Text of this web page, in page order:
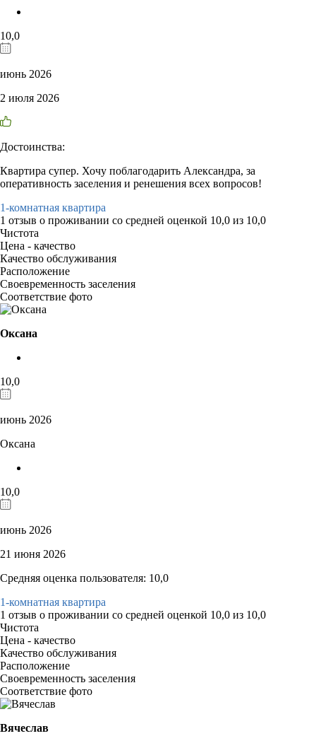
10,0
июнь 2026
2 июля 2026
Достоинства:
Квартира супер. Хочу поблагодарить Александра, за
оперативность заселения и ренешения всех вопросов!
1-комнатная квартира
1 отзыв о проживании со средней оценкой 10,0 из 10,0
Чистота
Цена - качество
Качество обслуживания
Расположение
Своевременность заселения
Соответствие фото
Оксана
10,0
июнь 2026
Оксана
10,0
июнь 2026
21 июня 2026
Средняя оценка пользователя: 10,0
1-комнатная квартира
1 отзыв о проживании со средней оценкой 10,0 из 10,0
Чистота
Цена - качество
Качество обслуживания
Расположение
Своевременность заселения
Соответствие фото
Вячеслав